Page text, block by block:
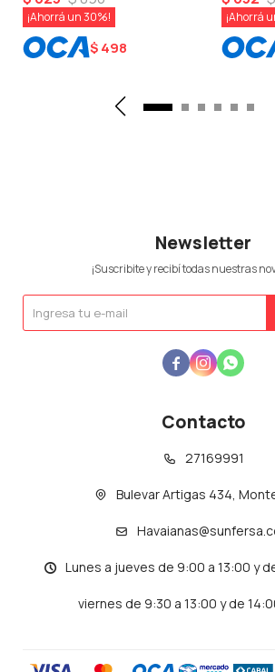
30
$498
Contacto
27169991
Bulevar Artigas 434,
Lunes a jueves de 9:00 a 13:00 y
viernes de 9:30 a 13:00 y de
Newsletter
¡Suscribite y recibí todas nuestras
  